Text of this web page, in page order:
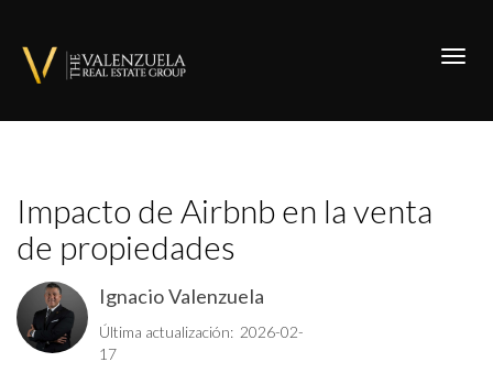
Impacto de Airbnb en la venta
de propiedades
Ignacio Valenzuela
Última actualización: 2026-02-
17